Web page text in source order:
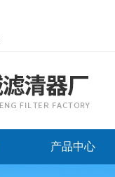
产品中心